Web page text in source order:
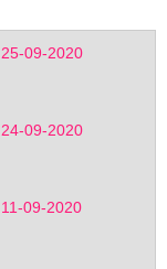
09-2020
09-2020
09-2020